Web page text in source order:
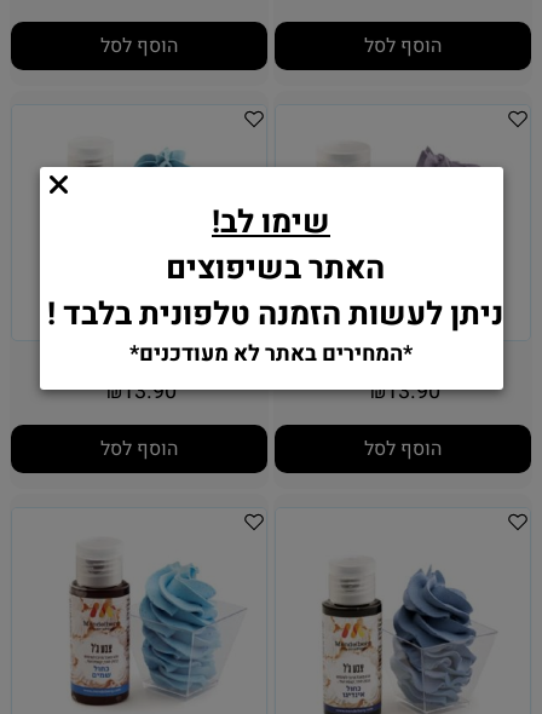
הוסף לסל הוסף לסל
צבע מאכל סגול ויולט
₪13.90
הוסף לסל
צבע מאכל כחול רויאל
₪13.90
הוסף לסל
שימו לב!
האתר בשיפוצים
ניתן לעשות הזמנה טלפונית בלבד !
*המחירים באתר לא מעודכנים*